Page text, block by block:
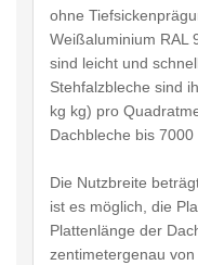
ohne
Weißaluminium RAL
sind leicht und
Stehfalzbleche sind
kg kg) pro
Dachbleche bis 7000
Die Nutzbreite
ist es möglich, die
Plattenlänge der
zentimetergenau von